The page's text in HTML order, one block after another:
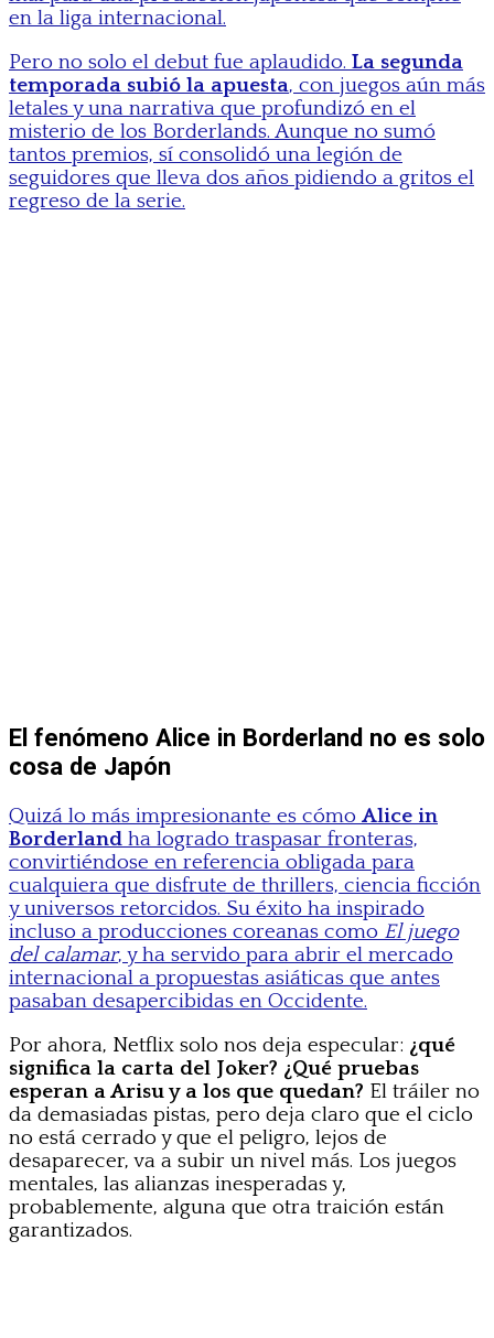
en la liga internacional.
Pero no solo el debut fue aplaudido. La segunda
temporada subió la apuesta, con juegos aún más
letales y una narrativa que profundizó en el
misterio de los Borderlands. Aunque no sumó
tantos premios, sí consolidó una legión de
seguidores que lleva dos años pidiendo a gritos el
regreso de la serie.
El fenómeno Alice in Borderland no es solo
cosa de Japón
Quizá lo más impresionante es cómo Alice in
Borderland ha logrado traspasar fronteras,
convirtiéndose en referencia obligada para
cualquiera que disfrute de thrillers, ciencia ficción
y universos retorcidos. Su éxito ha inspirado
incluso a producciones coreanas como El juego
del calamar, y ha servido para abrir el mercado
internacional a propuestas asiáticas que antes
pasaban desapercibidas en Occidente.
Por ahora, Netflix solo nos deja especular: ¿qué
significa la carta del Joker? ¿Qué pruebas
esperan a Arisu y a los que quedan? El tráiler no
da demasiadas pistas, pero deja claro que el ciclo
no está cerrado y que el peligro, lejos de
desaparecer, va a subir un nivel más. Los juegos
mentales, las alianzas inesperadas y,
probablemente, alguna que otra traición están
garantizados.